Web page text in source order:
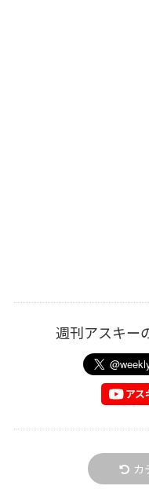
週刊アスキー
カ